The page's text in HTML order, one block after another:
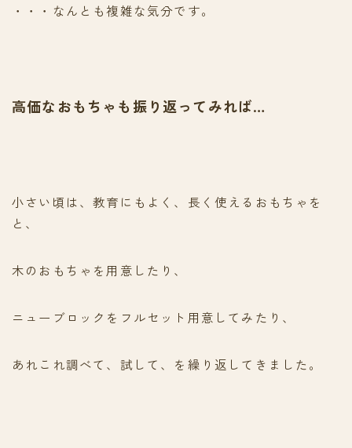
・・・なんとも複雑な気分です。
高価なおもちゃも振り返ってみれば…
小さい頃は、教育にもよく、長く使えるおもちゃを
と、
木のおもちゃを用意したり、
ニューブロックをフルセット用意してみたり、
あれこれ調べて、試して、を繰り返してきました。